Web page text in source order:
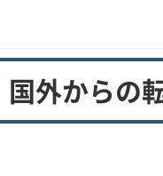
国外からの